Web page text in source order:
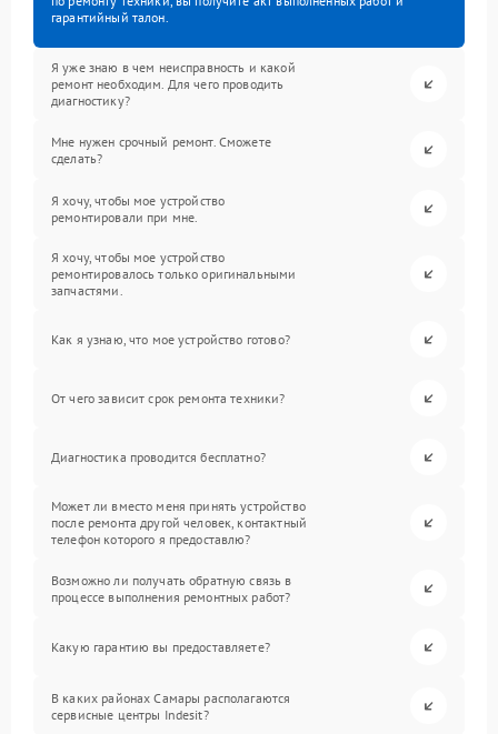
гарантийный талон.
Я уже знаю в чем неисправность и какой
ремонт необходим. Для чего проводить
диагностику?
Мне нужен срочный ремонт. Сможете
сделать?
Я хочу, чтобы мое устройство
ремонтировали при мне.
Я хочу, чтобы мое устройство
ремонтировалось только оригинальными
запчастями.
Как я узнаю, что мое устройство готово?
От чего зависит срок ремонта техники?
Диагностика проводится бесплатно?
Может ли вместо меня принять устройство
после ремонта другой человек, контактный
телефон которого я предоставлю?
Возможно ли получать обратную связь в
процессе выполнения ремонтных работ?
Какую гарантию вы предоставляете?
В каких районах Самары располагаются
сервисные центры Indesit?